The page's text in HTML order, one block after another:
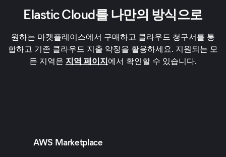
Elastic Cloud를 나만의 방식으로
원하는 마켓플레이스에서 구매하고 클라우드 청구서를 통
합하고 기존 클라우드 지출 약정을 활용하세요. 지원되는 모
든 지역은 지역 페이지에서 확인할 수 있습니다.
AWS Marketplace